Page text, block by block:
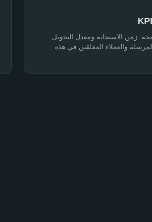
زمن الاستجابة ومعدل التحويل
والعملاء المغلقين في هذه